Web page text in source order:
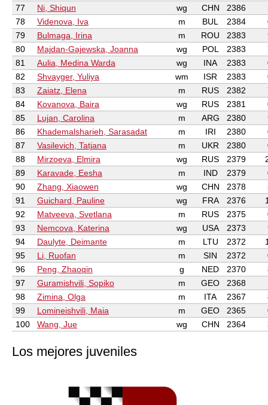
77
Ni, Shiqun wg CHN 2386
78
Videnova, Iva m BUL 2384
79
Bulmaga, Irina m ROU 2383
80
Majdan-Gajewska, Joanna wg POL 2383
81
Aulia, Medina Warda wg INA 2383
82
Shvayger, Yuliya wm ISR 2383
83
Zaiatz, Elena m RUS 2382
84
Kovanova, Baira wg RUS 2381
85
Lujan, Carolina m ARG 2380
86
Khademalsharieh, Sarasadat m IRI 2380
87
Vasilevich, Tatjana m UKR 2380
88
Mirzoeva, Elmira wg RUS 2379
89
Karavade, Eesha m IND 2379
90
Zhang, Xiaowen wg CHN 2378
91
Guichard, Pauline wg FRA 2376
92
Matveeva, Svetlana m RUS 2375
93
Nemcova, Katerina wg USA 2373
94
Daulyte, Deimante m LTU 2372
95
Li, Ruofan m SIN 2372
96
Peng, Zhaoqin g NED 2370
97
Guramishvili, Sopiko m GEO 2368
98
Zimina, Olga m ITA 2367
99
Lomineishvili, Maia m GEO 2365
100
Wang, Jue wg CHN 2364
Los mejores juveniles